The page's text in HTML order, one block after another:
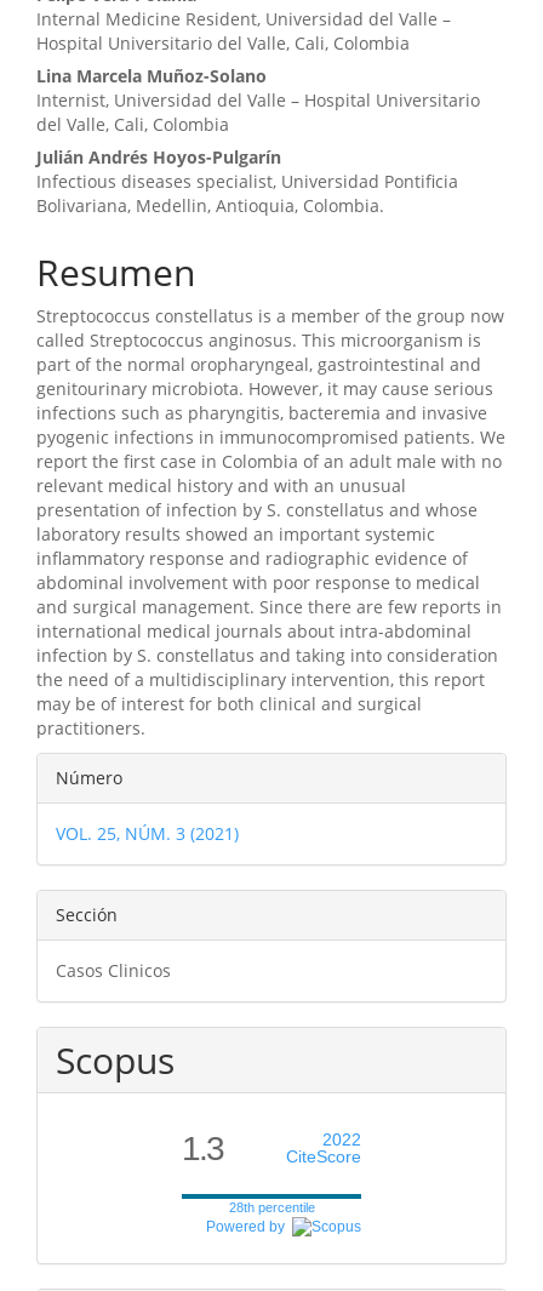
principal
del
artículo
Internal Medicine Resident, Universidad del Valle –
Hospital Universitario del Valle, Cali, Colombia
Lina Marcela Muñoz-Solano
Internist, Universidad del Valle – Hospital Universitario
del Valle, Cali, Colombia
Julián Andrés Hoyos-Pulgarín
Infectious diseases specialist, Universidad Pontificia
Bolivariana, Medellin, Antioquia, Colombia.
Resumen
Streptococcus constellatus is a member of the group now
called Streptococcus anginosus. This microorganism is
part of the normal oropharyngeal, gastrointestinal and
genitourinary microbiota. However, it may cause serious
infections such as pharyngitis, bacteremia and invasive
pyogenic infections in immunocompromised patients. We
report the first case in Colombia of an adult male with no
relevant medical history and with an unusual
presentation of infection by S. constellatus and whose
laboratory results showed an important systemic
inflammatory response and radiographic evidence of
abdominal involvement with poor response to medical
and surgical management. Since there are few reports in
international medical journals about intra-abdominal
infection by S. constellatus and taking into consideration
the need of a multidisciplinary intervention, this report
may be of interest for both clinical and surgical
practitioners.
Detalles
del
artículo
Número
VOL. 25, NÚM. 3 (2021)
Sección
Casos Clinicos
Scopus
1.3
2022
CiteScore
28th percentile
Powered by